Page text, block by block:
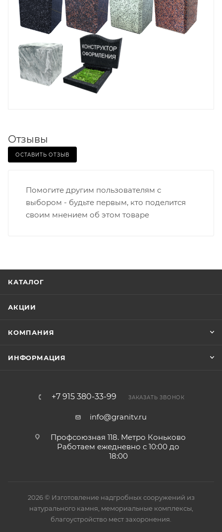
Отзывы
ОСТАВИТЬ ОТЗЫВ
Помогите другим пользователям с
выбором - будьте первым, кто поделится
своим мнением об этом товаре
КАТАЛОГ
АКЦИИ
КОМПАНИЯ
ИНФОРМАЦИЯ
+7 915 380-33-99 ЗАКАЗАТЬ ЗВОНОК
info@granitv.ru
Профсоюзная 118. Метро Коньково
Работаем ежедневно с 10:00 до
18:00
2026 © Изготовление надгробных сооружений из
натурального камня, мемориальные комплексы,
благоустройство мест захоронения.